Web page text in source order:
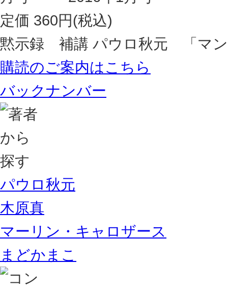
定価 360円(税込)
黙示録 補講 パウロ秋元 「マ
購読のご案内はこちら
バックナンバー
パウロ秋元
木原真
マーリン・キャロザース
まどかまこ